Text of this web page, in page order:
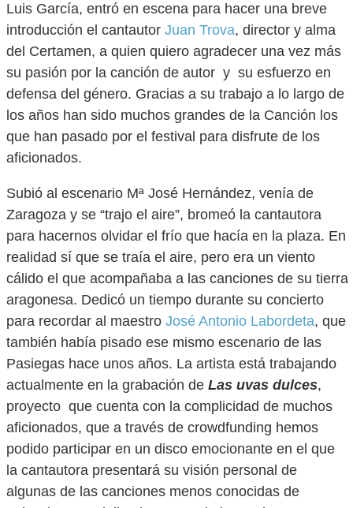
Luis García, entró en escena para hacer una breve
introducción el cantautor Juan Trova, director y alma
del Certamen, a quien quiero agradecer una vez más
su pasión por la canción de autor y su esfuerzo en
defensa del género. Gracias a su trabajo a lo largo de
los años han sido muchos grandes de la Canción los
que han pasado por el festival para disfrute de los
aficionados.
Subió al escenario Mª José Hernández, venía de
Zaragoza y se “trajo el aire”, bromeó la cantautora
para hacernos olvidar el frío que hacía en la plaza. En
realidad sí que se traía el aire, pero era un viento
cálido el que acompañaba a las canciones de su tierra
aragonesa. Dedicó un tiempo durante su concierto
para recordar al maestro José Antonio Labordeta, que
también había pisado ese mismo escenario de las
Pasiegas hace unos años. La artista está trabajando
actualmente en la grabación de Las uvas dulces,
proyecto que cuenta con la complicidad de muchos
aficionados, que a través de crowdfunding hemos
podido participar en un disco emocionante en el que
la cantautora presentará su visión personal de
algunas de las canciones menos conocidas de